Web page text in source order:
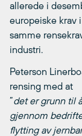
allerede i
europeiske krav
samme
industri.
Peterson
rensing med at
”det er grunn til
gjennom
flytting av